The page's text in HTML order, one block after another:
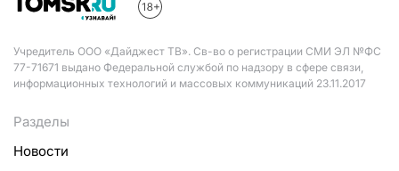
Учредитель ООО «Дайджест ТВ». Св-во о регистрации СМИ ЭЛ №ФС
77-71671 выдано Федеральной службой по надзору в сфере связи,
информационных технологий и массовых коммуникаций 23.11.2017
Разделы
Новости